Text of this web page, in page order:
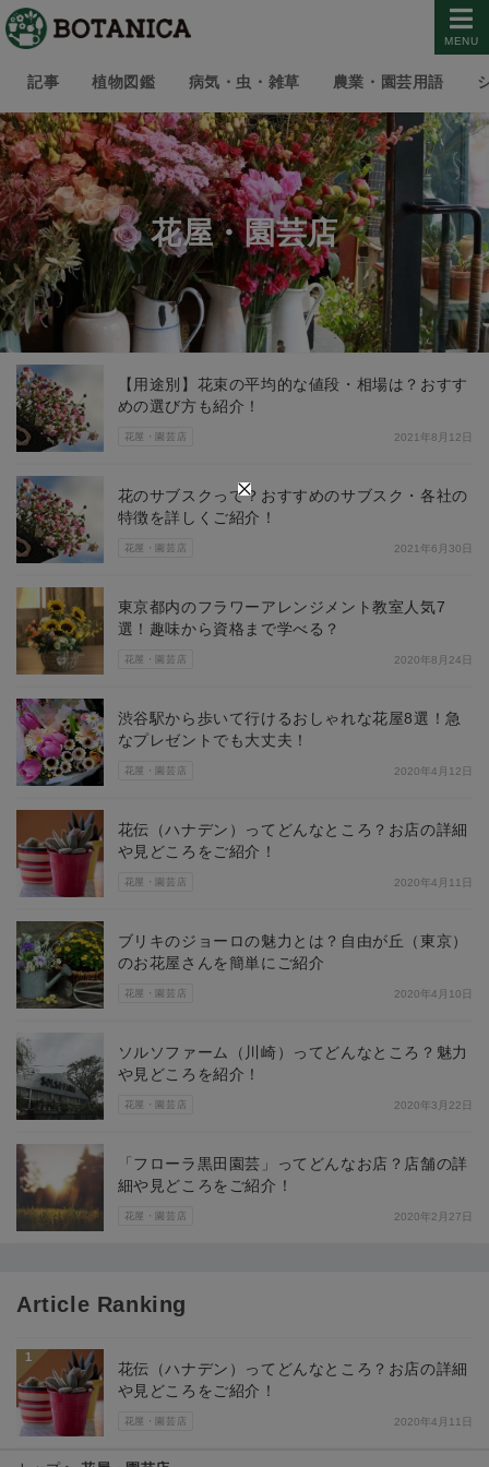
MENU
記事 植物図鑑 病気・虫・雑草 農業・園芸用語
花屋・園芸店
花屋・園芸店
【用途別】花束の平均的な値段・相場は？おすす
めの選び方も紹介！
2021年8月12日
花屋・園芸店
花のサブスクって？おすすめのサブスク・各社の
特徴を詳しくご紹介！
2021年6月30日
花屋・園芸店
東京都内のフラワーアレンジメント教室人気7
選！趣味から資格まで学べる？
2020年8月24日
花屋・園芸店
渋谷駅から歩いて行けるおしゃれな花屋8選！急
なプレゼントでも大丈夫！
2020年4月12日
花屋・園芸店
花伝（ハナデン）ってどんなところ？お店の詳細
や見どころをご紹介！
2020年4月11日
花屋・園芸店
ブリキのジョーロの魅力とは？自由が丘（東京）
のお花屋さんを簡単にご紹介
2020年4月10日
花屋・園芸店
ソルソファーム（川崎）ってどんなところ？魅力
や見どころを紹介！
2020年3月22日
花屋・園芸店
「フローラ黒田園芸」ってどんなお店？店舗の詳
細や見どころをご紹介！
2020年2月27日
Article Ranking
1
花屋・園芸店
花伝（ハナデン）ってどんなところ？お店の詳細
や見どころをご紹介！
2020年4月11日